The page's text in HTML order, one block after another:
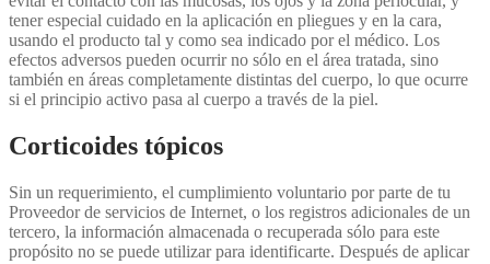
tener especial cuidado en la aplicación en pliegues y en la cara,
usando el producto tal y como sea indicado por el médico. Los
efectos adversos pueden ocurrir no sólo en el área tratada, sino
también en áreas completamente distintas del cuerpo, lo que ocurre
si el principio activo pasa al cuerpo a través de la piel.
Corticoides tópicos
Sin un requerimiento, el cumplimiento voluntario por parte de tu
Proveedor de servicios de Internet, o los registros adicionales de un
tercero, la información almacenada o recuperada sólo para este
propósito no se puede utilizar para identificarte. Después de aplicar